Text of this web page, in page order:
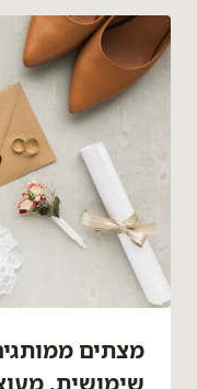
מצתים
שימושית,